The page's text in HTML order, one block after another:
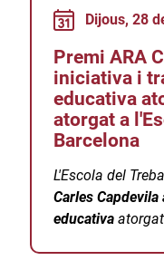
Dijous, 28
Premi ARA
iniciativa i
educativa
atorgat a
Barcelona
L'Escola del
Carles
educativa